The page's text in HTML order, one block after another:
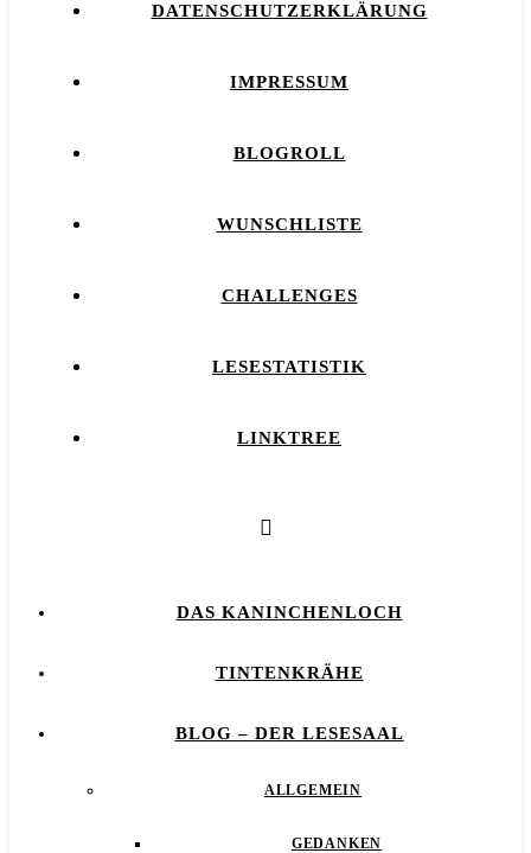
DATENSCHUTZERKLÄRUNG
IMPRESSUM
BLOGROLL
WUNSCHLISTE
CHALLENGES
LESESTATISTIK
LINKTREE
DAS KANINCHENLOCH
TINTENKRÄHE
BLOG – DER LESESAAL
ALLGEMEIN
GEDANKEN